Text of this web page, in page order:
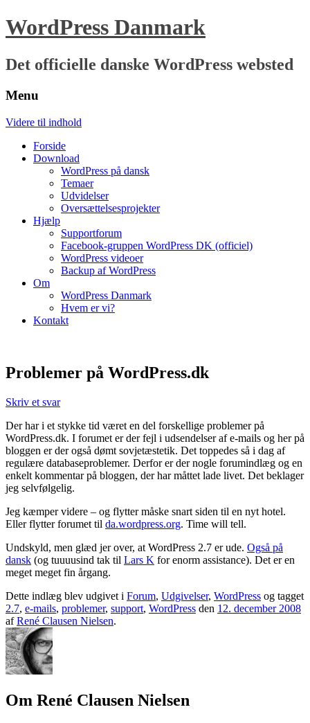
WordPress Danmark
Det officielle danske WordPress websted
Menu
Videre til indhold
Forside
Download
WordPress på dansk
Temaer
Udvidelser
Oversættelsesprojekter
Hjælp
Supportforum
Facebook-gruppen WordPress DK (officiel)
WordPress videoer
Backup af WordPress
Om
WordPress Danmark
Hvem er vi?
Kontakt
Problemer på WordPress.dk
Skriv et svar
Der har i et stykke tid været en del forskellige problemer på
WordPress.dk. I forumet er der fejl i udsendelser af e-mails og her på
bloggen er der også dømt sovjetæstetik. Det toppedes så i dag af
regulære databaseproblemer. Derfor er der nogle forumindlæg og en
enkelt kommentar på bloggen, der har måttet lade livet. Det beklager
jeg selvfølgelig.
Jeg kæmper videre – og flytter måske snart siden til en nyt hotel.
Eller flytter forumet til da.wordpress.org. Time will tell.
Undskyld, men glæd jer over, at WordPress 2.7 er ude. Også på
dansk (og tuuuusind tak til Lars K for enorm assistance). Det er en
meget meget fin årgang.
Dette indlæg blev udgivet i Forum, Udgivelser, WordPress og tagget
2.7, e-mails, problemer, support, WordPress den 12. december 2008
afRené Clausen Nielsen.
Om René Clausen Nielsen